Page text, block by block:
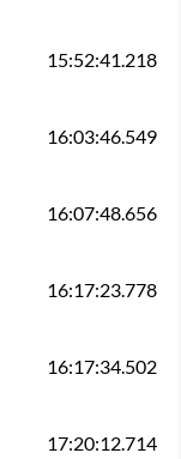
15:52:41.218
16:03:46.549
16:07:48.656
16:17:23.778
16:17:34.502
17:20:12.714